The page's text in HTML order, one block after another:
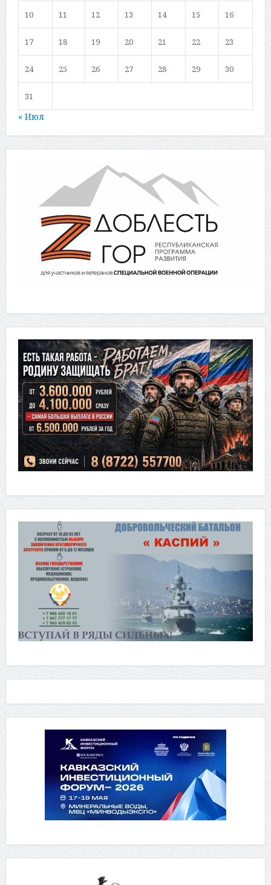
10 11 12 13 14 15 16
17 18 19 20 21 22 23
24 25 26 27 28 29 30
31
« Июл